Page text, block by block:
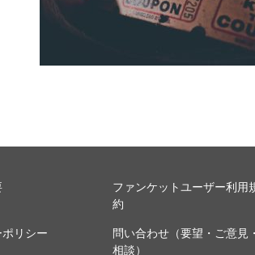
ファンケットユーザー利用
約
リシー
問い合わせ（要望・ご意見・
相談）